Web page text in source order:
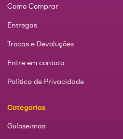
Como Comprar
Entregas
Trocas e Devoluções
Entre em contato
Política de Privacidade
Categorias
Guloseimas